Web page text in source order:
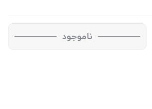
ناموجود